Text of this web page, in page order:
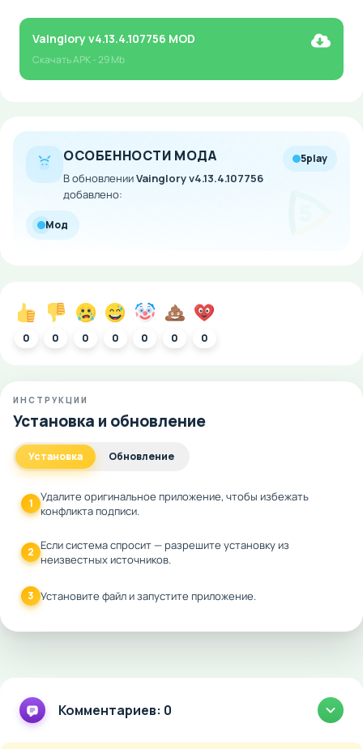
Vainglory v4.13.4.107756 MOD
СкачатьAPK- 29 Mb
ОСОБЕННОСТИ МОДА
В обновленииVainglory v4.13.4.107756
добавлено:
5play
Мод
0 0 0 0 0 0 0
ИНСТРУКЦИИ
Установка и обновление
Установка Обновление
1 Удалите оригинальное приложение, чтобы избежать
конфликта подписи.
2 Если система спросит — разрешите установку из
неизвестных источников.
3 Установите файл и запустите приложение.
Комментариев: 0